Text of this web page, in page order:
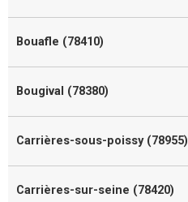
Bouafle (78410)
Bougival (78380)
Carrières-sous-poissy (78955)
Carrières-sur-seine (78420)